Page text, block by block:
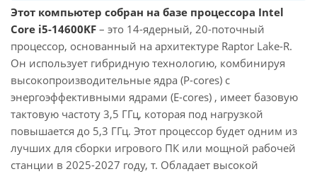
Этот компьютер собран на базе процессора Intel
Core i5-14600KF – это 14-ядерный, 20-поточный
процессор, основанный на архитектуре Raptor Lake-R.
Он использует гибридную технологию, комбинируя
высокопроизводительные ядра (P-cores) с
энергоэффективными ядрами (E-cores) , имеет базовую
тактовую частоту 3,5 ГГц, которая под нагрузкой
повышается до 5,3 ГГц. Этот процессор будет одним из
лучших для сборки игрового ПК или мощной рабочей
станции в 2025-2027 году, т. Обладает высокой